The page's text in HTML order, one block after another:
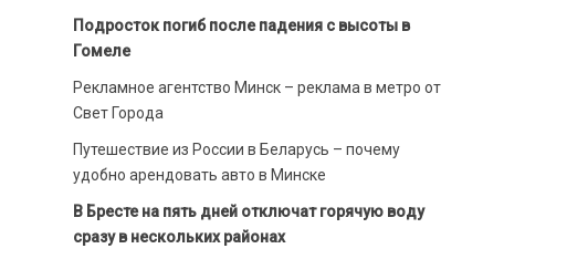
Подросток погиб после падения с высоты в
Гомеле
Рекламное агентство Минск – реклама в метро от
Свет Города
Путешествие из России в Беларусь – почему
удобно арендовать авто в Минске
В Бресте на пять дней отключат горячую воду
сразу в нескольких районах